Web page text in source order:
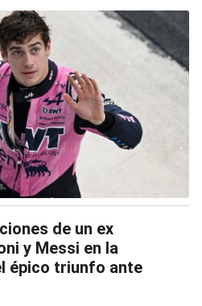
de un ex
y Messi en la
épico triunfo ante